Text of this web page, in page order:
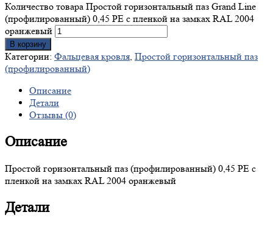
Количество товара Простой горизонтальный паз Grand Line
(профилированный) 0,45 PE с пленкой на замках RAL 2004
оранжевый
В корзину
Категории: Фальцевая кровля, Простой горизонтальный паз
(профилированный)
Описание
Детали
Отзывы (0)
Описание
Простой горизонтальный паз (профилированный) 0,45 PE с
пленкой на замках RAL 2004 оранжевый
Детали